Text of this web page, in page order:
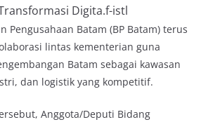
Digita.f-istl
Pengusahaan Batam (BP Batam) terus
lintas kementerian guna
Batam sebagai kawasan
dan logistik yang kompetitif.
Anggota/Deputi Bidang